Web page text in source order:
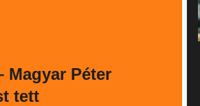
Magyar Péter
tett